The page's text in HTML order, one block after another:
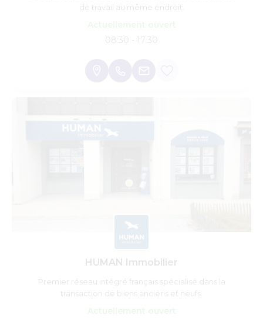
de travail au même endroit.
08:30 - 17:30
HUMAN Immobilier
Premier réseau intégré français spécialisé dans la
transaction de biens anciens et neufs.